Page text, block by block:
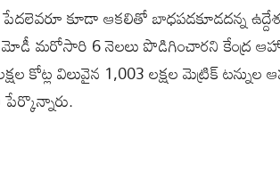
కూడా ఆకలితో బాధపడకూడదన్న
మోడీ మరోసారి 6 నెలలు పొడిగించారని కేంద్ర
కోట్ల విలువైన 1,003 లక్షల మెట్రిక్